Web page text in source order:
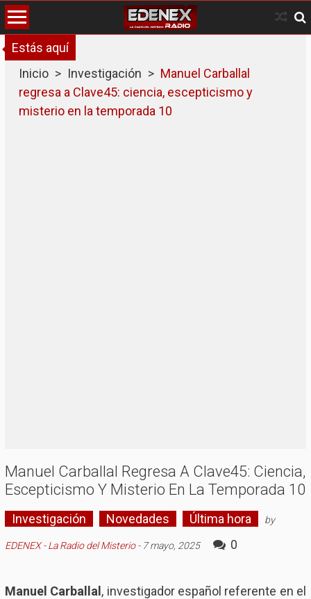
Skip
to
content
Estás aquí
Inicio > Investigación > Manuel Carballal
regresa a Clave45: ciencia, escepticismo y
misterio en la temporada 10
Manuel Carballal Regresa A Clave45: Ciencia,
Escepticismo Y Misterio En La Temporada 10
Investigación Novedades Última hora by
EDENEX - La Radio del Misterio- 7 mayo, 2025 0
Manuel Carballal , investigador español referente en el